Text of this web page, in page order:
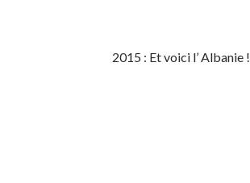
2015 : Et voici l’ Albanie !